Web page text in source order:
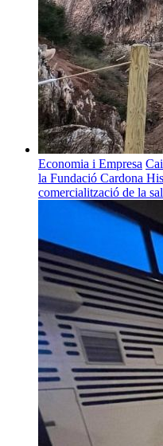
Economia i Empresa
la Fundació Cardona
comercialització de la sal